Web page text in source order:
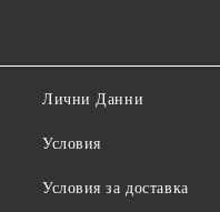
Лични Данни
Условия
Условия за доставка